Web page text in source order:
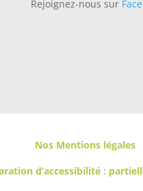
Rejoignez-nous sur
Nos Mentions légales
d’accessibilité :